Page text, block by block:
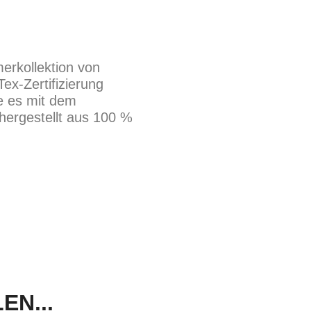
von
Zertifizierung
es mit dem
aus 100 %